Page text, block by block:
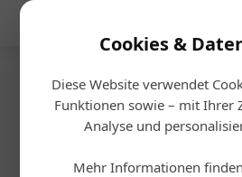
Cookies &
Diese Website verwendet
Funktionen sowie – mit Ihrer
Analyse und
Mehr Informationen
Startseite/Gastro &
Salzburg